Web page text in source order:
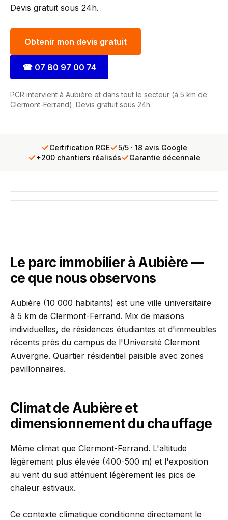
Devis gratuit sous 24h.
Obtenir mon devis gratuit
☎ 07 80 97 00 74
PCR intervient à Aubière et dans tout le secteur (à 5 km de
Clermont-Ferrand). Devis gratuit sous 24h.
Certification RGE
5/5 · 18 avis Google
+200 chantiers réalisés
Garantie décennale
Le parc immobilier à Aubière —
ce que nous observons
Aubière (10 000 habitants) est une ville universitaire
à 5 km de Clermont-Ferrand. Mix de maisons
individuelles, de résidences étudiantes et d'immeubles
récents près du campus de l'Université Clermont
Auvergne. Quartier résidentiel paisible avec zones
pavillonnaires.
Climat de Aubière et
dimensionnement du chauffage
Même climat que Clermont-Ferrand. L'altitude
légèrement plus élevée (400-500 m) et l'exposition
au vent du sud atténuent légèrement les pics de
chaleur estivaux.
Ce contexte climatique conditionne directement le